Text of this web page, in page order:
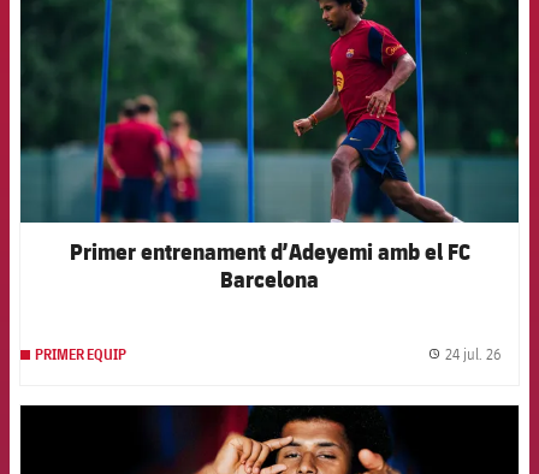
Primer entrenament d’Adeyemi amb el FC
Barcelona
PRIMER EQUIP 24 jul. 26
FCB Barcelona badge